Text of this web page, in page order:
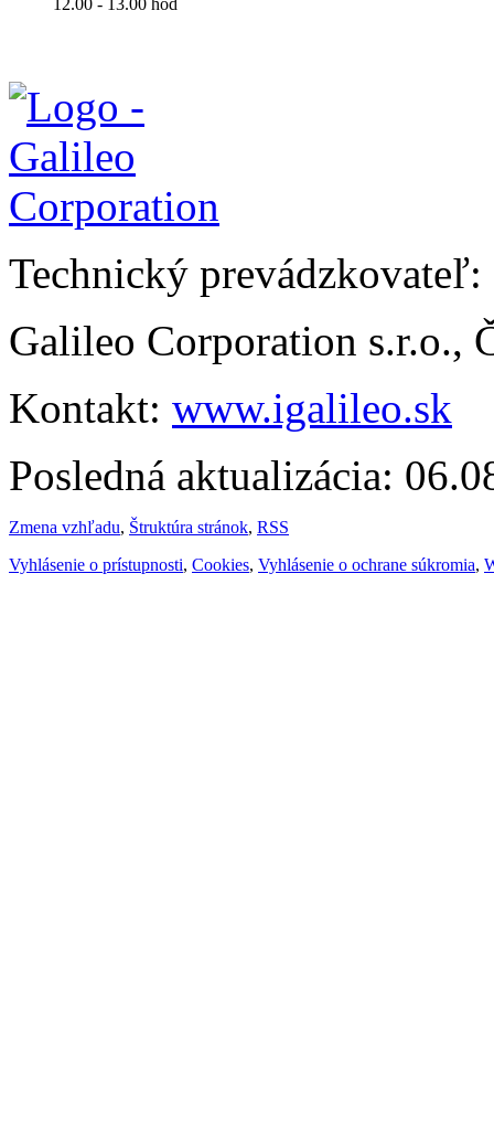
12.00 - 13.00 hod
Technický prevádzkovateľ:
Galileo Corporation s.r.o.,
Kontakt: www.igalileo.sk
Posledná aktualizácia:
Zmena vzhľadu, Štruktúra stránok, RSS
Vyhlásenie o prístupnosti, Cookies, Vyhlásenie o ochrane súkromia,